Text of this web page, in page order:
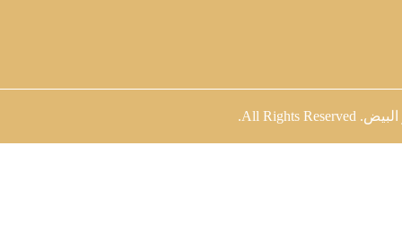
البيض. All Rights Reserved.